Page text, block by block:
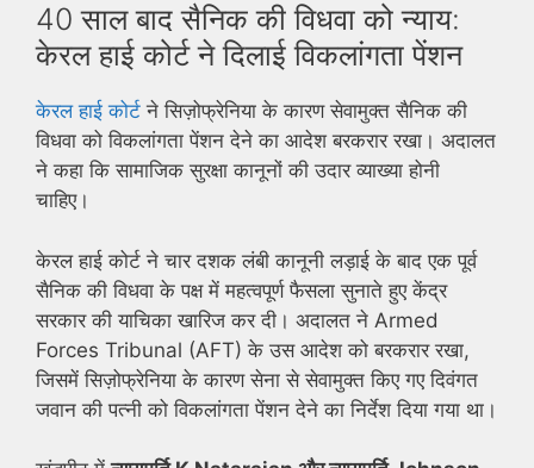
40 साल बाद सैनिक की विधवा को न्याय:
केरल हाई कोर्ट ने दिलाई विकलांगता पेंशन
केरल हाई कोर्टने सिज़ोफ्रेनिया के कारण सेवामुक्त सैनिक की
विधवा को विकलांगता पेंशन देने का आदेश बरकरार रखा। अदालत
ने कहा कि सामाजिक सुरक्षा कानूनों की उदार व्याख्या होनी
चाहिए।
केरल हाई कोर्ट ने चार दशक लंबी कानूनी लड़ाई के बाद एक पूर्व
सैनिक की विधवा के पक्ष में महत्वपूर्ण फैसला सुनाते हुए केंद्र
सरकार की याचिका खारिज कर दी। अदालत ने Armed
Forces Tribunal (AFT) के उस आदेश को बरकरार रखा,
जिसमें सिज़ोफ्रेनिया के कारण सेना से सेवामुक्त किए गए दिवंगत
जवान की पत्नी को विकलांगता पेंशन देने का निर्देश दिया गया था।